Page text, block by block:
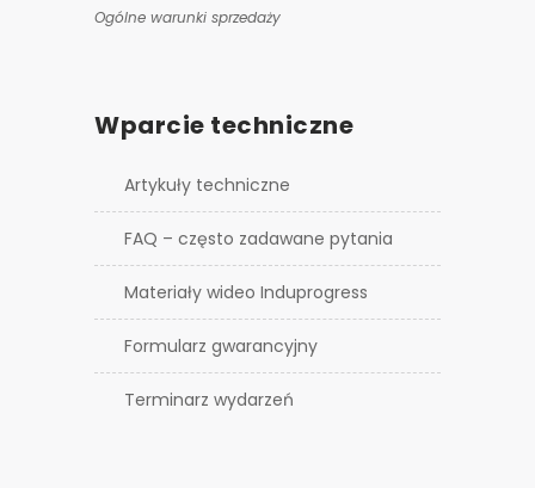
Ogólne warunki sprzedaży
Wparcie techniczne
Artykuły techniczne
FAQ – często zadawane pytania
Materiały wideo Induprogress
Formularz gwarancyjny
Terminarz wydarzeń